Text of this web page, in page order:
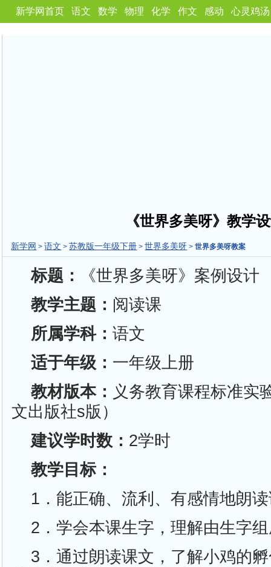
新学网首页 语文 数学 物理 化学 作文 感动 心灵鸡汤
《世界多美呀》教学
新学网 >语文 > 苏教版一年级下册 >世界多美呀 >世界多美呀教案
标题：
《世界多美呀》案例设计
教学主题： 阅读课
所属学科：语文
适于年级： 一年级上册
教材版本： 义务教育课程标准实
文出版社s版）
建议学时数： 2学时
教学目标：
1．能正确、流利、有感情地朗
2．学会本课生字，理解由生字
3．通过朗读课文，了解小鸡的